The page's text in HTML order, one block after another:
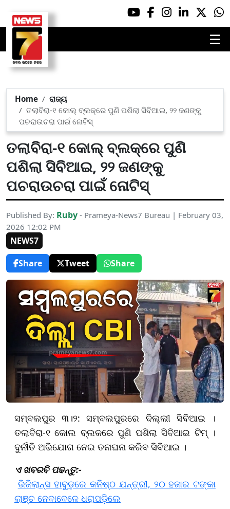
☰
Home
ରାଜ୍ୟ
ତଲାବିରା-୧ କୋଲ୍ ବ୍ଲକ୍‌ରେ ପୁଣି ପଶିଲା ସିବିଆଇ, ୨୨ ଜଣଙ୍କୁ
ପଚରାଉଚରା ପାଇଁ ନୋଟିସ୍
ତଲାବିରା-୧ କୋଲ୍ ବ୍ଲକ୍‌ରେ ପୁଣି
ପଶିଲା ସିବିଆଇ, ୨୨ ଜଣଙ୍କୁ
ପଚରାଉଚରା ପାଇଁ ନୋଟିସ୍
Published By: Ruby - Prameya-News7 Bureau | February 03,
2026 12:02 PM
NEWS7
Share
Tweet Share
ସମ୍ବଲପୁର ୩।୨: ସମ୍ବଲପୁରରେ ଦିଲ୍ଲୀ ସିବିଆଇ ।
ତଲାବିରା-୧ କୋଲ ବ୍ଲକରେ ପୁଣି ପଶିଲା ସିବିଆଇ ଟିମ୍ ।
ଦୁର୍ନୀତି ଅଭିଯୋଗ ନେଇ ତନାଘନା କରିବ ସିବିଆଇ ।
ଏ ଖବରବି ପଢନ୍ତୁ:-
ଭିଜିଲାନ୍ସ ହାବୁଡ଼ରେ କନିଷ୍ଠ ଯନ୍ତ୍ରୀ, ୨୦ ହଜାର ଟଙ୍କା
ଲାଞ୍ଚ ନେବାବେଳେ ଧରାପଡ଼ିଲେ